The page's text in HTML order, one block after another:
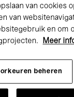
Lezingen &
Muziek
van cookies
van
en om
Meer
beheren